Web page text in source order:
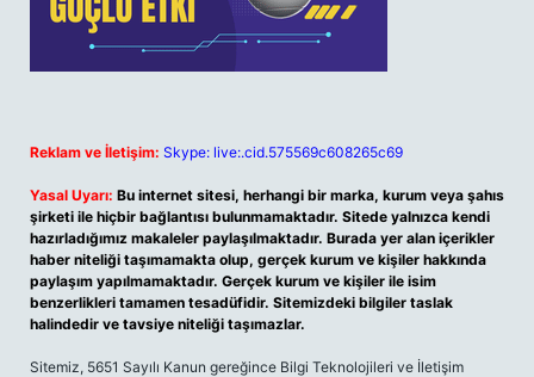
Reklam ve İletişim: Skype: live:.cid.575569c608265c69
Yasal Uyarı: Bu internet sitesi, herhangi bir marka, kurum veya şahıs
şirketi ile hiçbir bağlantısı bulunmamaktadır. Sitede yalnızca kendi
hazırladığımız makaleler paylaşılmaktadır. Burada yer alan içerikler
haber niteliği taşımamakta olup, gerçek kurum ve kişiler hakkında
paylaşım yapılmamaktadır. Gerçek kurum ve kişiler ile isim
benzerlikleri tamamen tesadüfidir. Sitemizdeki bilgiler taslak
halindedir ve tavsiye niteliği taşımazlar.
Sitemiz, 5651 Sayılı Kanun gereğince Bilgi Teknolojileri ve İletişim